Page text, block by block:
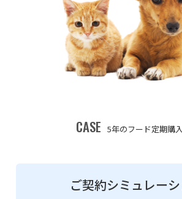
CASE 5年のフード定期購
ご契約シミュレー